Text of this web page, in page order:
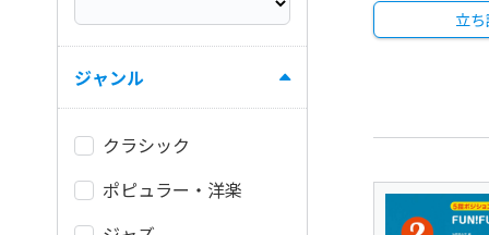
立
ジャンル
クラシック
ポピュラー・洋楽